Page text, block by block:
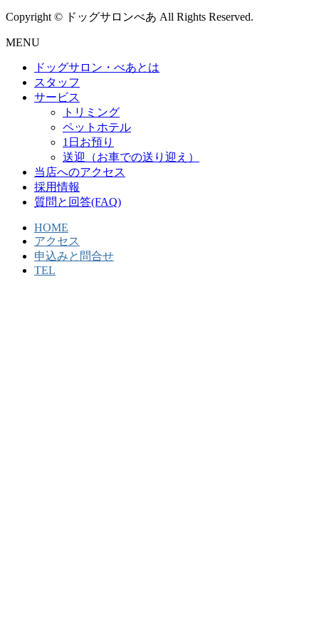
Copyright © ドッグサロンべあ All Rights Reserved.
MENU
ドッグサロン・べあとは
スタッフ
サービス
トリミング
ペットホテル
1日お預り
送迎（お車での送り迎え）
当店へのアクセス
採用情報
質問と回答(FAQ)
HOME
アクセス
申込みと問合せ
TEL